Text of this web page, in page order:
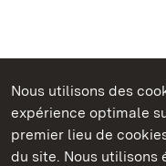
Nous utilisons des
expérience optimale
premier lieu de
du site. Nous utilisons
Châteaux et jardins